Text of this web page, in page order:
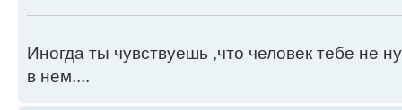
Иногда ты чувствуешь ,что человек тебе не
в нем....